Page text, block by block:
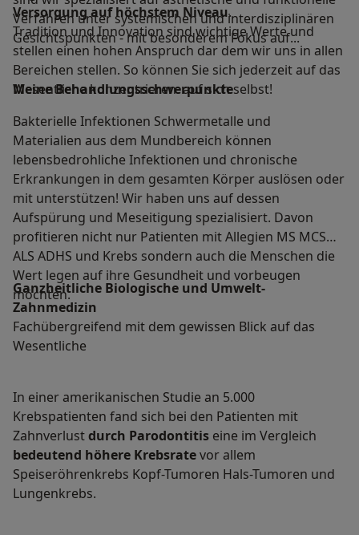
Versorgung auf höchstem Niveau.
Tradition und Innovation sind wichtige Werte und
stellen einen hohen Anspruch dar dem wir uns in allen
Bereichen stellen. So können Sie sich jederzeit auf das
Wesentliche konzentrieren: auf sich selbst!
Verfahren unter systemischen und interdisziplinären
Gesichtspunkten - mit besonderem Fokus auf...
Meine Behandlungs­schwerpunkte
Bakterielle Infektionen Schwermetalle und
Materialien aus dem Mundbereich können
lebensbedrohliche Infektionen und chronische
Erkrankungen in dem gesamten Körper auslösen oder
mit unterstützen! Wir haben uns auf dessen
Aufspürung und Meseitigung spezialisiert. Davon
profitieren nicht nur Patienten mit Allegien MS MCS
ALS ADHS und Krebs sondern auch die Menschen die
Wert legen auf ihre Gesundheit und vorbeugen
möchten.
Ganzheitliche Biologische und Umwelt-
Zahnmedizin
Fachübergreifend mit dem gewissen Blick auf das
Wesentliche
In einer amerikanischen Studie an 5.000
Krebspatienten fand sich bei den Patienten mit
Zahnverlustdurch Parodontitis eine im Vergleich
bedeutend höhere Krebsratevor allem
Speiseröhrenkrebs Kopf-Tumoren Hals-Tumoren und
Lungenkrebs.